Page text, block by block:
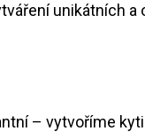
unikátních
– vytvoříme